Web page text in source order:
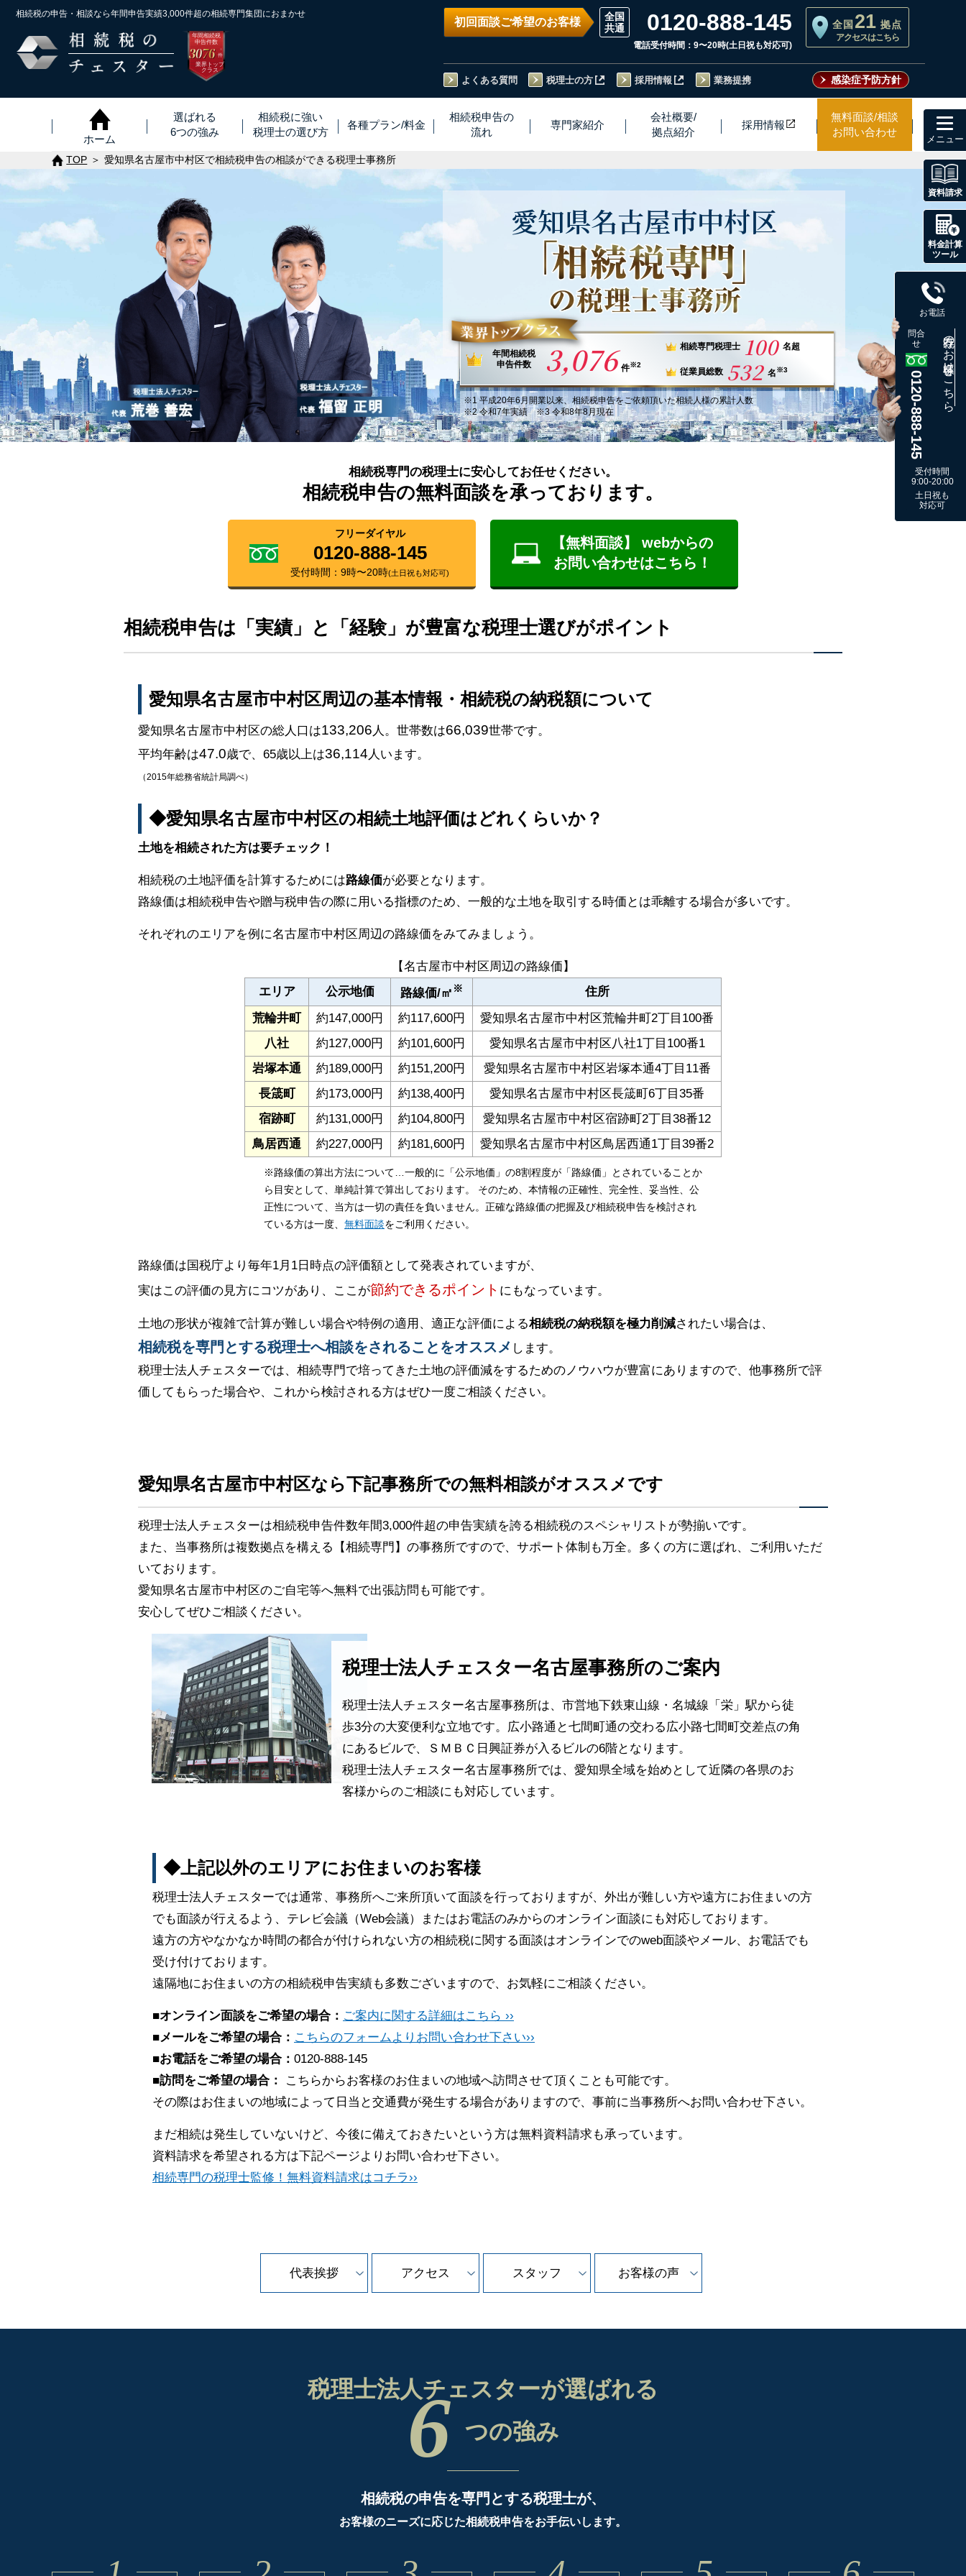
相続税の申告・相談なら年間申告実績3,000件超の相続専門集団におまかせ
年間相続税
申告件数
3076 ※
件
業界トップ
クラス
初回面談ご希望のお客様 0120-888-145
電話受付時間：9〜20時(土日祝も対応可)
全国 21 拠点
アクセスはこちら
よくある質問 税理士の方 採用情報 業務提携 感染症予防方針
ホーム
選ばれる
6つの強み
相続税に強い
税理士の選び方
各種プラン/料金
相続税申告の
流れ
専門家紹介
会社概要/
拠点紹介
採用情報
無料面談/相談
お問い合わせ
TOP 愛知県名古屋市中村区で相続税申告の相談ができる税理士事務所
愛知県名古屋市中村区
年間相続税
申告件数
3,076 件※2
相続専門税理士 100 名超
従業員総数 532 名※3
※1平成20年6月開業以来、相続税申告をご依頼頂いた相続人様の累計人数
※2 令和7年実績 ※3 令和8年8月現在
相続税専門の税理士に安心してお任せください。
相続税申告の無料面談を承っております。
フリーダイヤル
0120-888-145
受付時間：9時〜20時(土日祝も対応可)
【無料面談】 webからの
お問い合わせはこちら！
相続税申告は「実績」と「経験」が豊富な税理士選びがポイント
愛知県名古屋市中村区周辺の基本情報・相続税の納税額について
愛知県名古屋市中村区の総人口は133,206 人。世帯数は66,039世帯です。
平均年齢は47.0歳で、65歳以上は36,114 人います。
（2015年総務省統計局調べ）
◆愛知県名古屋市中村区の相続土地評価はどれくらいか？
土地を相続された方は要チェック！
相続税の土地評価を計算するためには路線価が必要となります。
路線価は相続税申告や贈与税申告の際に用いる指標のため、一般的な土地を取引する時価とは乖離する場合が多いです。
それぞれのエリアを例に名古屋市中村区周辺の路線価をみてみましょう。
【名古屋市中村区周辺の路線価】
エリア
公示地価 路線価/㎡ ※
住所
荒輪井町
約147,000円 約117,600円
愛知県名古屋市中村区荒輪井町2丁目100番
八社
約127,000円 約101,600円
愛知県名古屋市中村区八社1丁目100番1
岩塚本通
約189,000円 約151,200円
愛知県名古屋市中村区岩塚本通4丁目11番
長筬町
約173,000円 約138,400円
愛知県名古屋市中村区長筬町6丁目35番
宿跡町
約131,000円 約104,800円
愛知県名古屋市中村区宿跡町2丁目38番12
鳥居西通
約227,000円 約181,600円 愛知県名古屋市中村区鳥居西通1丁目39番2
※路線価の算出方法について…一般的に「公示地価」の8割程度が「路線価」とされていることか
ら目安として、単純計算で算出しております。 そのため、本情報の正確性、完全性、妥当性、公
正性について、当方は一切の責任を負いません。正確な路線価の把握及び相続税申告を検討され
ている方は一度、 無料面談をご利用ください。
路線価は国税庁より毎年1月1日時点の評価額として発表されていますが、
実はこの評価の見方にコツがあり、ここが節約できるポイント にもなっています。
土地の形状が複雑で計算が難しい場合や特例の適用、適正な評価による相続税の納税額を極力削減されたい場合は、
相続税を専門とする税理士へ相談をされることをオススメ します。
税理士法人チェスターでは、相続専門で培ってきた土地の評価減をするためのノウハウが豊富にありますので、他事務所で評
価してもらった場合や、これから検討される方はぜひ一度ご相談ください。
愛知県名古屋市中村区なら下記事務所での無料相談がオススメです
税理士法人チェスターは相続税申告件数年間3,000件超の申告実績を誇る相続税のスペシャリストが勢揃いです。
また、当事務所は複数拠点を構える【相続専門】の事務所ですので、サポート体制も万全。多くの方に選ばれ、ご利用いただ
いております。
愛知県名古屋市中村区のご自宅等へ無料で出張訪問も可能です。
安心してぜひご相談ください。
税理士法人チェスター名古屋事務所のご案内
税理士法人チェスター名古屋事務所は、市営地下鉄東山線・名城線「栄」駅から徒
歩3分の大変便利な立地です。広小路通と七間町通の交わる広小路七間町交差点の角
にあるビルで、ＳＭＢＣ日興証券が入るビルの6階となります。
税理士法人チェスター名古屋事務所では、愛知県全域を始めとして近隣の各県のお
客様からのご相談にも対応しています。
◆上記以外のエリアにお住まいのお客様
税理士法人チェスターでは通常、事務所へご来所頂いて面談を行っておりますが、外出が難しい方や遠方にお住まいの方
でも面談が行えるよう、テレビ会議（Web会議）またはお電話のみからのオンライン面談にも対応しております。
遠方の方やなかなか時間の都合が付けられない方の相続税に関する面談はオンラインでのweb面談やメール、お電話でも
受け付けております。
遠隔地にお住まいの方の相続税申告実績も多数ございますので、お気軽にご相談ください。
■オンライン面談をご希望の場合： ご案内に関する詳細はこちら ››
■メールをご希望の場合： こちらのフォームよりお問い合わせ下さい››
■お電話をご希望の場合： 0120-888-145
■訪問をご希望の場合：
こちらからお客様のお住まいの地域へ訪問させて頂くことも可能です。
その際はお住まいの地域によって日当と交通費が発生する場合がありますので、事前に当事務所へお問い合わせ下さい。
まだ相続は発生していないけど、今後に備えておきたいという方は無料資料請求も承っています。
資料請求を希望される方は下記ページよりお問い合わせ下さい。
相続専門の税理士監修！無料資料請求はコチラ››
代表挨拶 アクセス スタッフ お客様の声
税理士法人チェスターが選ばれる
6 つの強み
相続税の申告を専門とする税理士が、
お客様のニーズに応じた相続税申告をお手伝いします。
資料請求
料金計算
ツール
お電話
問合
せ
0120-888-145
既存のお客様はこちら
受付時間
9:00-20:00
土日祝も
対応可